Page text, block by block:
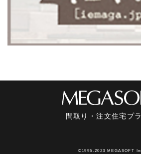
間取り・注文住宅プ
©1995-2023 MEGASOFT